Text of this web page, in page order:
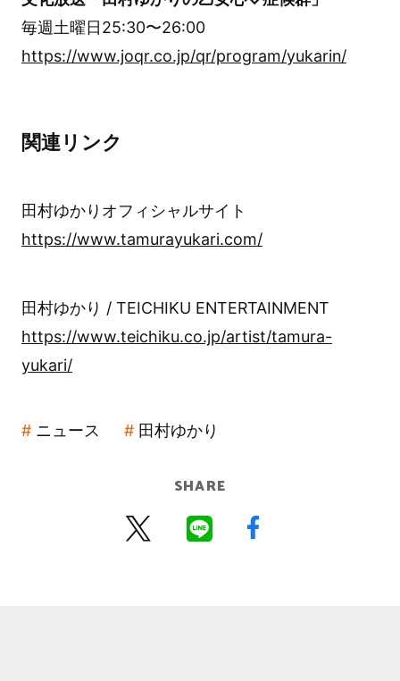
毎週土曜日25:30〜26:00
https://www.joqr.co.jp/qr/program/yukarin/
関連リンク
田村ゆかりオフィシャルサイト
https://www.tamurayukari.com/
田村ゆかり / TEICHIKU ENTERTAINMENT
https://www.teichiku.co.jp/artist/tamura-
yukari/
ニュース 田村ゆかり
SHARE